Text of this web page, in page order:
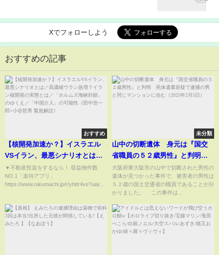
Xでフォローしよう
おすすめの記事
おすすめ
【核開発加速か？】イスラエル
VSイラン、最悪シナリオとは／
高濃縮ウラン急増？イラン核開
発の実態とは／「ホルムズ海峡
封鎖」のゆくえ／「中国介入」
緊急解説》
▼不動産投資をするなら！ 収益物件数
NO.1「楽待アプリ」
https://www.rakumachi.jp/r/yhttr4ve?uiai...
未分類
山中の切断遺体 身元は『国交
省職員の５２歳男性』と判明
死体遺棄容疑で逮捕の男と同じ
マンションに住む（2025年2月5
日）
大阪府東大阪市の山中で切断された男性の
遺体が見つかった事件で、被害者の男性は
５２歳の国土交通省の職員であることが分
かりました。 この事件は...